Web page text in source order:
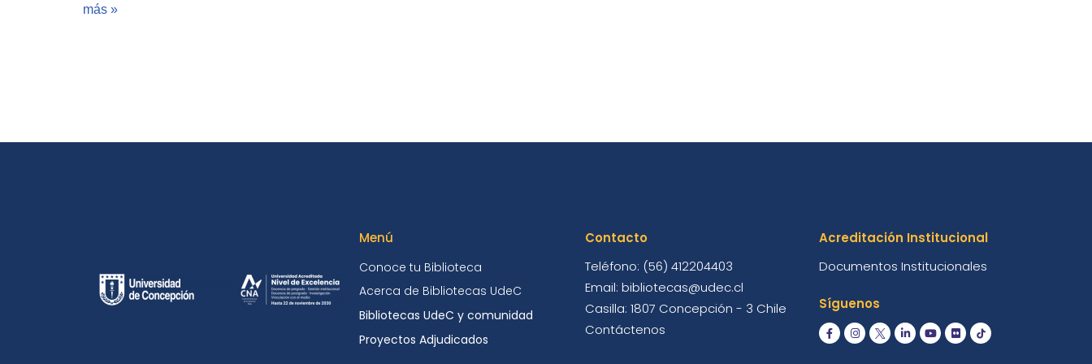
más »
Menú
Conoce tu Biblioteca
Acerca de Bibliotecas UdeC
Bibliotecas UdeC y comunidad
Proyectos Adjudicados
Contacto
Teléfono: (56) 412204403
Email: bibliotecas@udec.cl
Casilla: 1807 Concepción - 3 Chile
Contáctenos
Acreditación Institucional
Documentos Institucionales
Síguenos